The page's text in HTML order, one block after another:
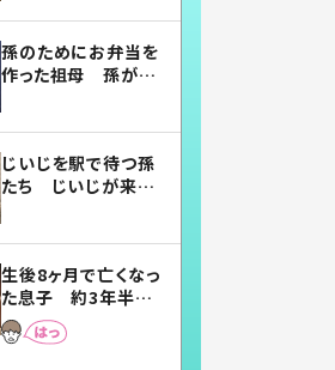
孫のためにお弁当を
作った祖母 孫が絶
じいじを駅で待つ孫
たち じいじが来た
まらない」「幸せにな
れる」
生後8ヶ月で亡くなっ
た息子 約3年半
後、当時の妻の日記
に書いてあった本音